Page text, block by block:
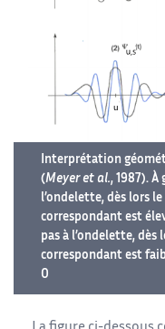
Interprétation
(Meyer et al., 1987). À
l’ondelette, dès lors
correspondant est
pas à l’ondelette,
correspondant est
O